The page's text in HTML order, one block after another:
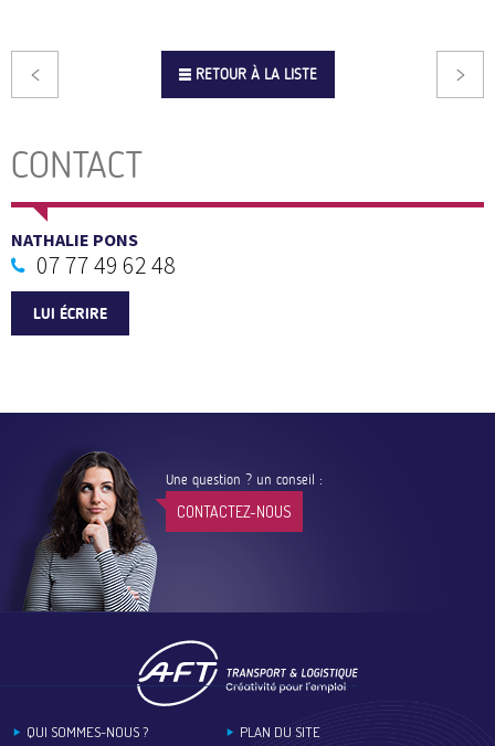
RETOUR À LA LISTE
CONTACT
NATHALIE PONS
07 77 49 62 48
LUI ÉCRIRE
Une question ? un conseil :
CONTACTEZ-NOUS
QUI SOMMES-NOUS ? PLAN DU SITE